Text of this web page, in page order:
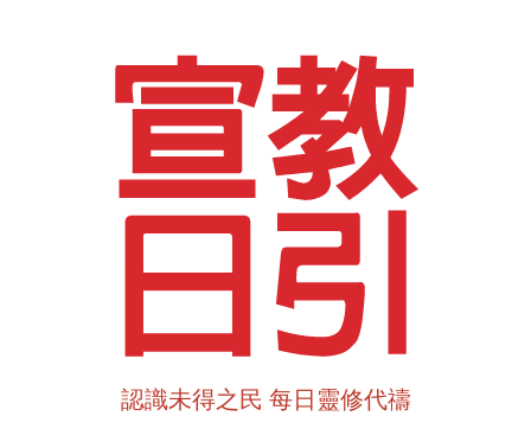
認識未得之民 每日靈修代禱